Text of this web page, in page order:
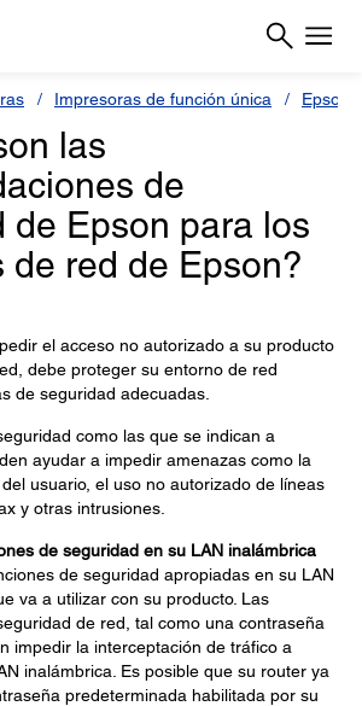
Impresoras de función única Epson
las
de
de Epson para los
de red de Epson?
el acceso no autorizado a su producto
debe proteger su entorno de red
de seguridad adecuadas.
como las que se indican a
ayudar a impedir amenazas como la
usuario, el uso no autorizado de líneas
y otras intrusiones.
de seguridad en su LAN inalámbrica
de seguridad apropiadas en su LAN
va a utilizar con su producto. Las
de red, tal como una contraseña
impedir la interceptación de tráfico a
inalámbrica. Es posible que su router ya
predeterminada habilitada por su